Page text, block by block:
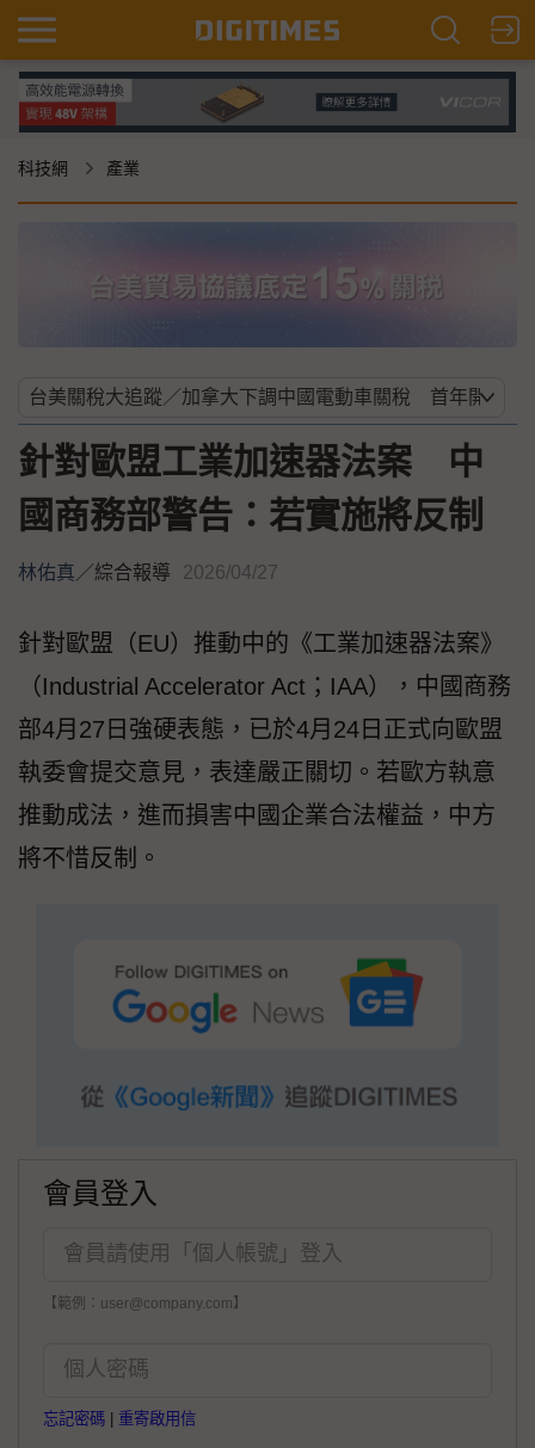
科技網 產業
針對歐盟工業加速器法案 中
國商務部警告：若實施將反制
林佑真 ／綜合報導 2026/04/27
針對歐盟（EU）推動中的《工業加速器法案》
（Industrial Accelerator Act；IAA），中國商務
部4月27日強硬表態，已於4月24日正式向歐盟
執委會提交意見，表達嚴正關切。若歐方執意
推動成法，進而損害中國企業合法權益，中方
將不惜反制。
會員登入
【範例：user@company.com】
忘記密碼 重寄啟用信